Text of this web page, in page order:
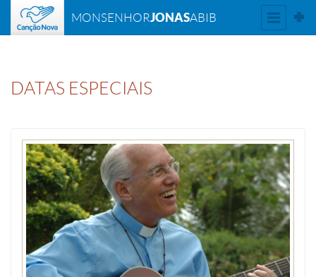
MONSENHORJONASABIB
DATAS ESPECIAIS